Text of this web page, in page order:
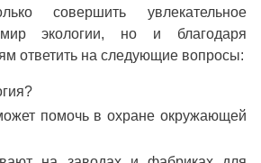
совершить увлекательное
экологии, но и благодаря
ответить на следующие вопросы:
помочь в охране окружающей